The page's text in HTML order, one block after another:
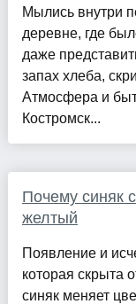
Мылись внутри
деревне, где
даже
запах хлеба,
Атмосфера и
Костромск...
Почему синяк
желтый
Появление и
которая скрыта
синяк меняет